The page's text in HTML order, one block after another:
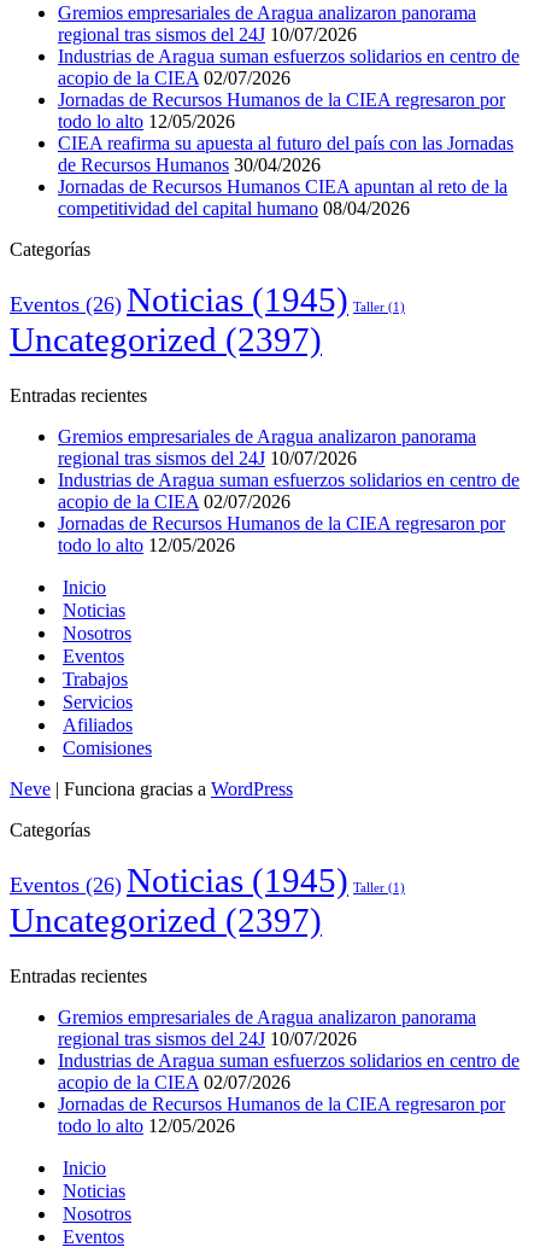
Gremios empresariales de Aragua analizaron panorama
regional tras sismos del 24J 10/07/2026
Industrias de Aragua suman esfuerzos solidarios en centro de
acopio de la CIEA 02/07/2026
Jornadas de Recursos Humanos de la CIEA regresaron por
todo lo alto 12/05/2026
CIEA reafirma su apuesta al futuro del país con las Jornadas
de Recursos Humanos 30/04/2026
Jornadas de Recursos Humanos CIEA apuntan al reto de la
competitividad del capital humano 08/04/2026
Categorías
Eventos (26) Noticias (1945) Taller (1)
Uncategorized (2397)
Entradas recientes
Gremios empresariales de Aragua analizaron panorama
regional tras sismos del 24J 10/07/2026
Industrias de Aragua suman esfuerzos solidarios en centro de
acopio de la CIEA 02/07/2026
Jornadas de Recursos Humanos de la CIEA regresaron por
todo lo alto 12/05/2026
Inicio
Noticias
Nosotros
Eventos
Trabajos
Servicios
Afiliados
Comisiones
Neve | Funciona gracias a WordPress
Categorías
Eventos (26) Noticias (1945) Taller (1)
Uncategorized (2397)
Entradas recientes
Gremios empresariales de Aragua analizaron panorama
regional tras sismos del 24J 10/07/2026
Industrias de Aragua suman esfuerzos solidarios en centro de
acopio de la CIEA 02/07/2026
Jornadas de Recursos Humanos de la CIEA regresaron por
todo lo alto 12/05/2026
Inicio
Noticias
Nosotros
Eventos